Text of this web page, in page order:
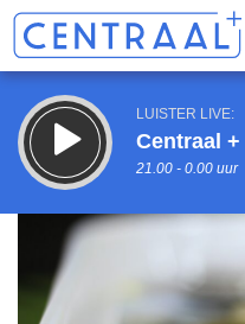
LUISTER LIVE:
Centraal
21.00 - 0.00 uur
Vorig uur